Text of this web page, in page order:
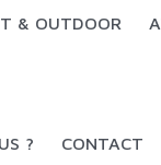
& Pêche
& OUTDOOR
Trail & Running
? CONTACT